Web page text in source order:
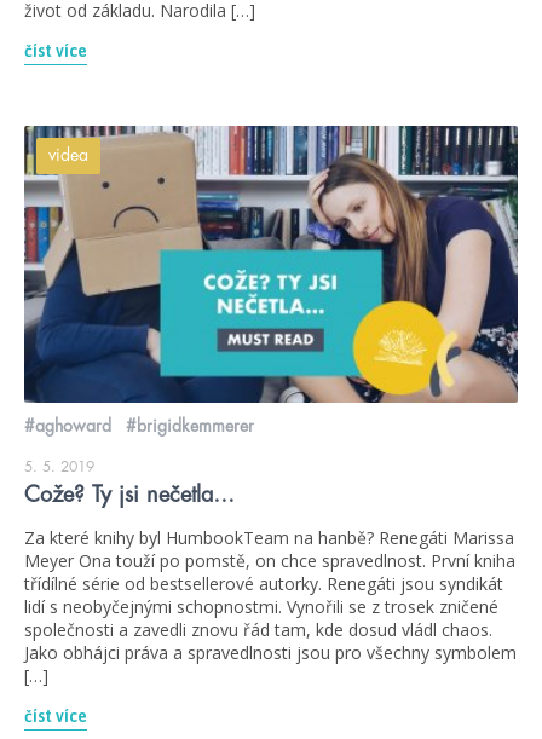
život od základu. Narodila […]
číst více
videa
#aghoward #brigidkemmerer
5. 5. 2019
Cože? Ty jsi nečetla…
Za které knihy byl HumbookTeam na hanbě? Renegáti Marissa
Meyer Ona touží po pomstě, on chce spravedlnost. První kniha
třídílné série od bestsellerové autorky. Renegáti jsou syndikát
lidí s neobyčejnými schopnostmi. Vynořili se z trosek zničené
společnosti a zavedli znovu řád tam, kde dosud vládl chaos.
Jako obhájci práva a spravedlnosti jsou pro všechny symbolem
[…]
číst více